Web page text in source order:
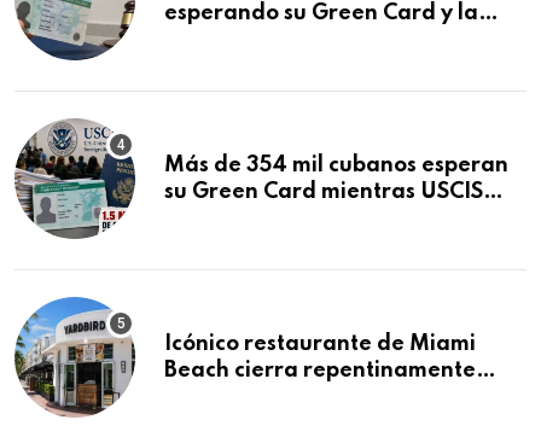
esperando su Green Card y la
Más de 354 mil cubanos esperan
su Green Card mientras USCIS
Icónico restaurante de Miami
Beach cierra repentinamente